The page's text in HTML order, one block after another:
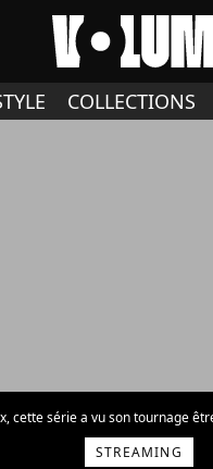
COLLECTIONS
cette série a vu son tournage
STREAMING